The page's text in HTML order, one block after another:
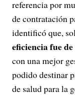
referencia por
de contratación
identificó que,
eficiencia fue
con una mejor
podido destinar
de salud para la